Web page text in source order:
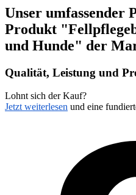
Unser umfassender
Produkt
und Hunde" der
Qualität, Leistung und
Lohnt sich der Kauf?
Jetzt weiterlesen und eine